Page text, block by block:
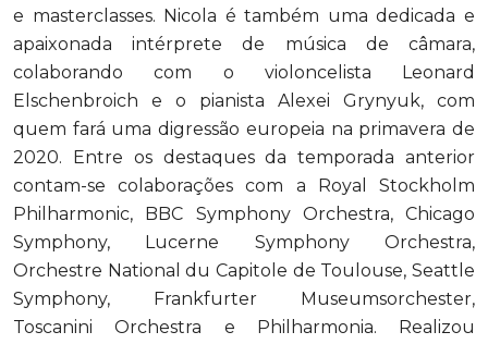
e masterclasses. Nicola é também uma dedicada e
apaixonada intérprete de música de câmara,
colaborando com o violoncelista Leonard
Elschenbroich e o pianista Alexei Grynyuk, com
quem fará uma digressão europeia na primavera de
2020. Entre os destaques da temporada anterior
contam-se colaborações com a Royal Stockholm
Philharmonic, BBC Symphony Orchestra, Chicago
Symphony, Lucerne Symphony Orchestra,
Orchestre National du Capitole de Toulouse, Seattle
Symphony, Frankfurter Museumsorchester,
Toscanini Orchestra e Philharmonia. Realizou